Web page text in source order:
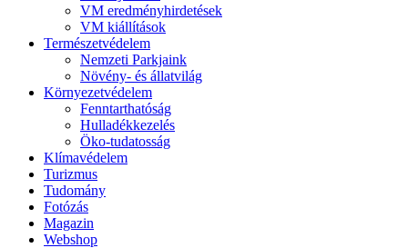
VM eredményhirdetések
VM kiállítások
Természetvédelem
Nemzeti Parkjaink
Növény- és állatvilág
Környezetvédelem
Fenntarthatóság
Hulladékkezelés
Öko-tudatosság
Klímavédelem
Turizmus
Tudomány
Fotózás
Magazin
Webshop